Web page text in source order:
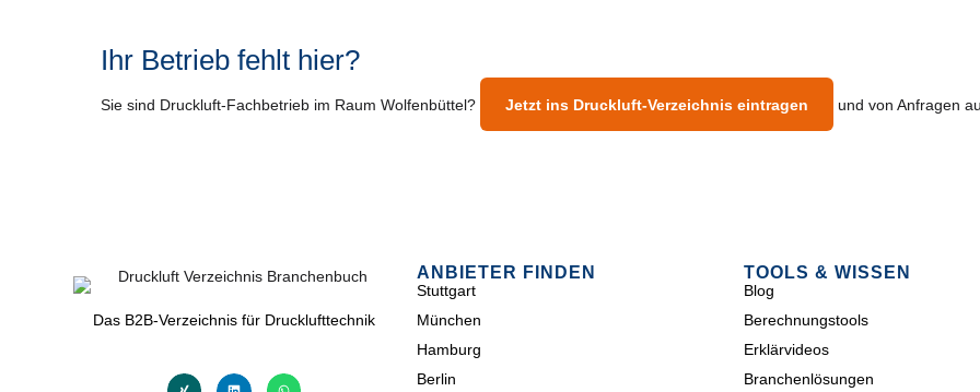
Ihr Betrieb fehlt hier?
Sie sind Druckluft-Fachbetrieb im Raum Wolfenbüttel? Jetzt ins Druckluft-Verzeichnis eintragen und von Anfragen
Das B2B-Verzeichnis für Drucklufttechnik
ANBIETER FINDEN
Stuttgart
München
Hamburg
Berlin
TOOLS & WISSEN
Blog
Berechnungstools
Erklärvideos
Branchenlösungen